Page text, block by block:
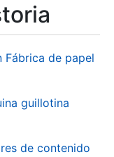
Fábrica de papel
guillotina
de contenido